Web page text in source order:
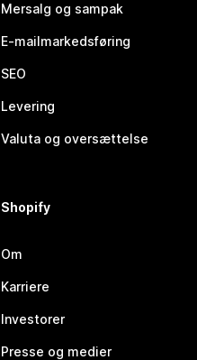
Mersalg og sampak
E-mailmarkedsføring
SEO
Levering
Valuta og oversættelse
Shopify
Om
Karriere
Investorer
Presse og medier